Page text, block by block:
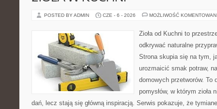
POSTED BY ADMIN CZE - 6 - 2026 MOŻLIWOŚĆ
Zioła od Kuchni to
odkrywać naturalne
Strona skupia się na tym,
urozmaicić smak potraw,
domowych przetworów. To
pomysłów, w którym zioła
dań, lecz stają się główną inspiracją. Serwis pokazuje, że